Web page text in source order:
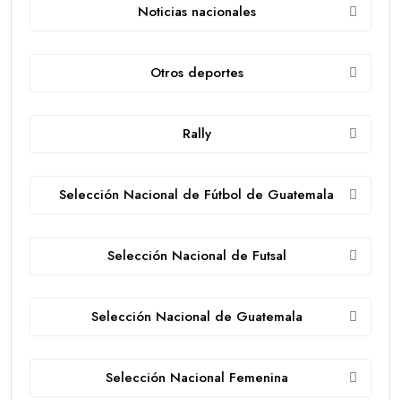
Noticias nacionales
Otros deportes
Rally
Selección Nacional de Fútbol de Guatemala
Selección Nacional de Futsal
Selección Nacional de Guatemala
Selección Nacional Femenina